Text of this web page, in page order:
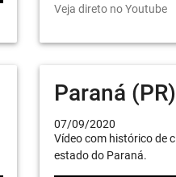
Veja direto no Youtube
Paraná (PR)
07/09/2020
Vídeo com histórico de
estado do Paraná.